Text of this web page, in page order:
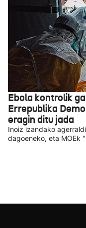
Ebola kontrolik
Errepublika
eragin ditu jada
Inoiz izandako
dagoeneko, eta MOEk